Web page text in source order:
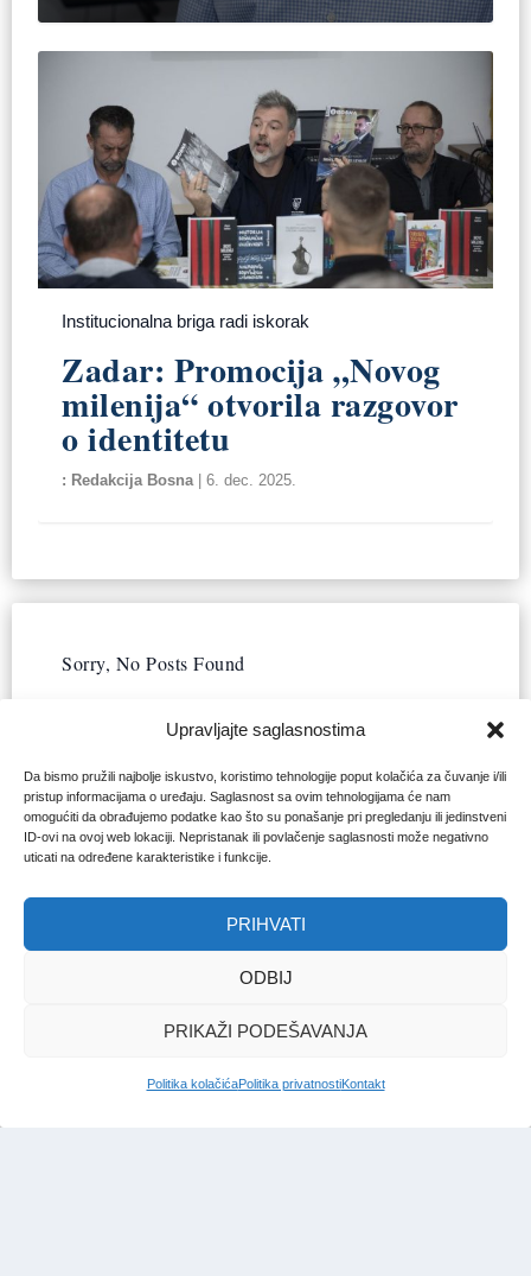
Upravljajte saglasnostima
Da bismo pružili najbolje iskustvo, koristimo tehnologije poput kolačića za čuvanje i/ili
pristup informacijama o uređaju. Saglasnost sa ovim tehnologijama će nam
omogućiti da obrađujemo podatke kao što su ponašanje pri pregledanju ili jedinstveni
ID-ovi na ovoj web lokaciji. Nepristanak ili povlačenje saglasnosti može negativno
uticati na određene karakteristike i funkcije.
PRIHVATI
ODBIJ
PRIKAŽI PODEŠAVANJA
Politika kolačićaPolitika privatnostiKontakt
Institucionalna briga radi iskorak
Zadar: Promocija „Novog
milenija“ otvorila razgovor
o identitetu
Redakcija Bosna|6. dec. 2025.
Sorry, No Posts Found